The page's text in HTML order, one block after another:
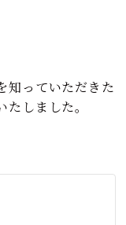
知っていただきた
しました。